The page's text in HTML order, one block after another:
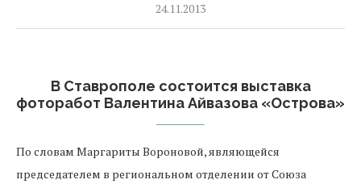
24.11.2013
В Ставрополе состоится выставка
фоторабот Валентина Айвазова «Острова»
По словам Маргариты Вороновой, являющейся
председателем в региональном отделении от Союза